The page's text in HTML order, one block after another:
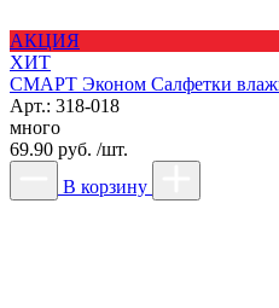
АКЦИЯ
ХИТ
СМАРТ Эконом Салфетки
Арт.: 318-018
много
69.90 руб. /шт.
В корзину